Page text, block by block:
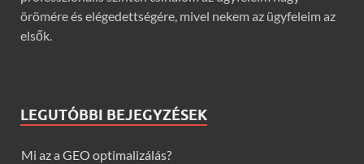
örömére és elégedettségére, mivel nekem az ügyfeleim az
elsők.
LEGUTÓBBI BEJEGYZÉSEK
Mi az a GEO optimalizálás?